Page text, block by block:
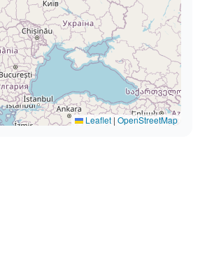
Leaflet | OpenStreetMap